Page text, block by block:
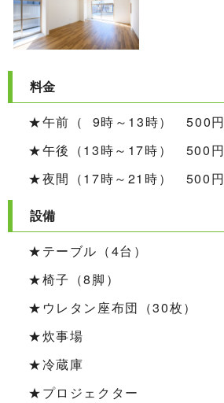
料金
★午前（ 9時～13時） 500円
★午後（13時～17時） 500円
★夜間（17時～21時） 500円
設備
★テーブル（4台）
★椅子（8脚）
★ウレタン座布団（30枚）
★炊事場
★冷蔵庫
★プロジェクター